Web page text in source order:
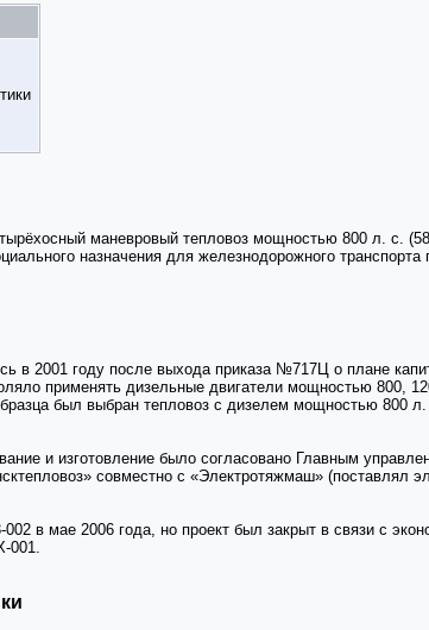
маневровый тепловоз мощностью 800 л. с.
назначения для железнодорожного транспорта
в 2001 году после выхода приказа №717Ц о плане
применять дизельные двигатели мощностью 800,
был выбран тепловоз с дизелем мощностью 800
и изготовление было согласовано Главным
совместно с «Электротяжмаш» (поставлял
в мае 2006 года, но проект был закрыт в связи с